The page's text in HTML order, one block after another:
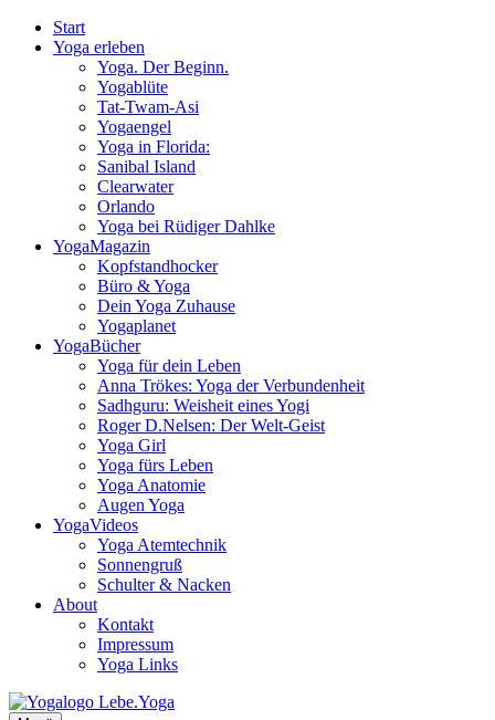
Start
Yoga erleben
Yoga. Der Beginn.
Yogablüte
Tat-Twam-Asi
Yogaengel
Yoga in Florida:
Sanibal Island
Clearwater
Orlando
Yoga bei Rüdiger Dahlke
YogaMagazin
Kopfstandhocker
Büro & Yoga
Dein Yoga Zuhause
Yogaplanet
YogaBücher
Yoga für dein Leben
Anna Trökes: Yoga der Verbundenheit
Sadhguru: Weisheit eines Yogi
Roger D.Nelsen: Der Welt-Geist
Yoga Girl
Yoga fürs Leben
Yoga Anatomie
Augen Yoga
YogaVideos
Yoga Atemtechnik
Sonnengruß
Schulter & Nacken
About
Kontakt
Impressum
Yoga Links